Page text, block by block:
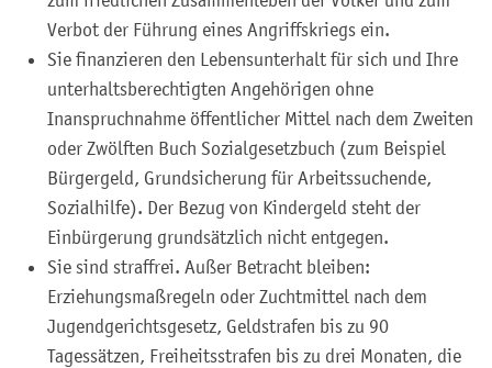
Verbot der Führung eines Angriffskriegs ein.
Sie finanzieren den Lebensunterhalt für sich und Ihre
unterhaltsberechtigten Angehörigen ohne
Inanspruchnahme öffentlicher Mittel nach dem Zweiten
oder Zwölften Buch Sozialgesetzbuch (zum Beispiel
Bürgergeld, Grundsicherung für Arbeitssuchende,
Sozialhilfe). Der Bezug von Kindergeld steht der
Einbürgerung grundsätzlich nicht entgegen.
Sie sind straffrei. Außer Betracht bleiben:
Erziehungsmaßregeln oder Zuchtmittel nach dem
Jugendgerichtsgesetz, Geldstrafen bis zu 90
Tagessätzen, Freiheitsstrafen bis zu drei Monaten, die